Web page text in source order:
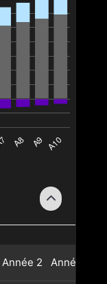
Année 2 Année